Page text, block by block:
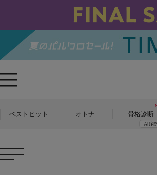
ベストヒット オトナ 骨格診断